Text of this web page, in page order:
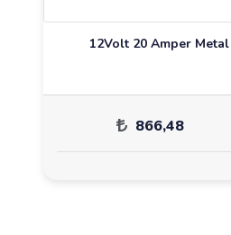
12Volt 20 Amper
866,48